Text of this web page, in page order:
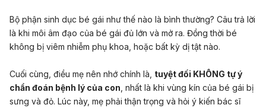
Bộ phận sinh dục bé gái như thế nào là bình thường? Câu trả lời
là khi môi âm đạo của bé gái đủ lớn và mở ra. Đồng thời bé
không bị viêm nhiễm phụ khoa, hoặc bất kỳ dị tật nào.
Cuối cùng, điều mẹ nên nhớ chính là, tuyệt đối KHÔNG tự ý
chẩn đoán bệnh lý của con , nhất là khi vùng kín của bé gái bị
sưng và đỏ. Lúc này, mẹ phải thận trọng và hỏi ý kiến bác sĩ